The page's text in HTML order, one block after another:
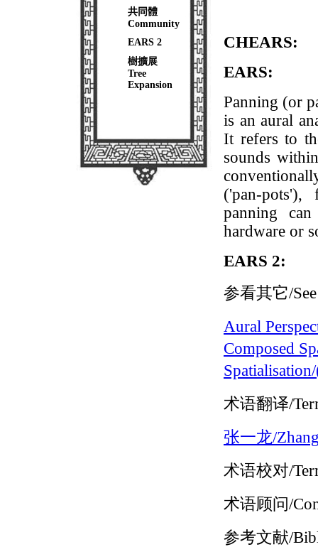
共同體
Community
EARS 2
樹擴展
Tree
Expansion
CHEARS:
EARS:
Panning (or
is an aural
It refers to
sounds
('pan-
panning
hardware or
EARS 2:
参看其它/
Aural
Composed
术语翻译/
张一龙/
术语校对/
术语顾问/
参考文献/